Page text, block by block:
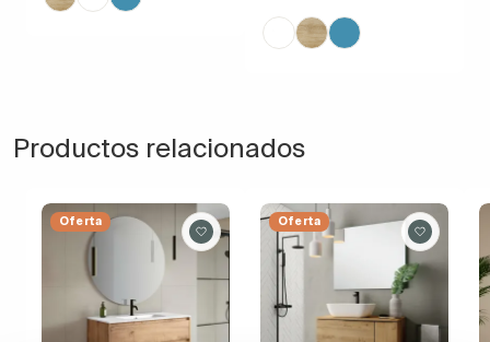
Productos relacionados
Oferta Oferta